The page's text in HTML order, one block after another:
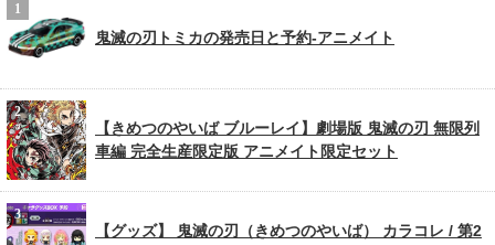
鬼滅の刃トミカの発売日と予約-アニメイト
【きめつのやいば ブルーレイ】劇場版 鬼滅の刃 無限列
車編 完全生産限定版 アニメイト限定セット
【グッズ】 鬼滅の刃（きめつのやいば） カラコレ / 第2